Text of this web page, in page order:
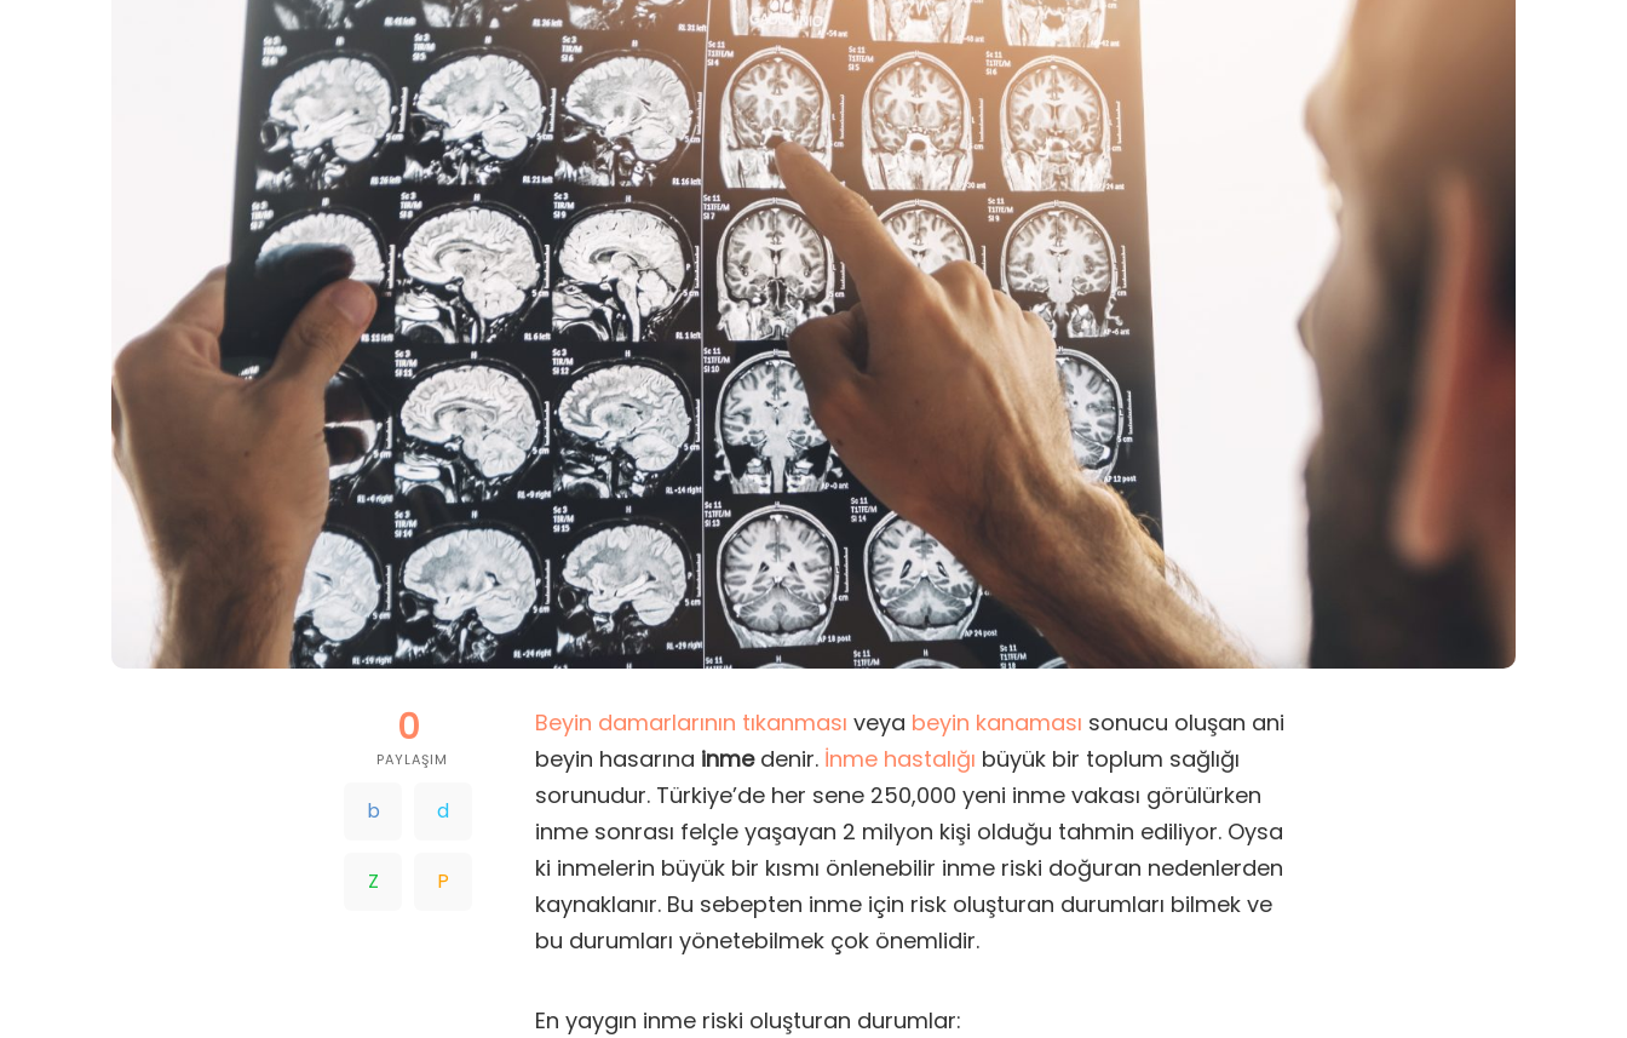
0
PAYLAŞIM
Beyin damarlarının tıkanması veya beyin kanaması sonucu oluşan ani
beyin hasarına inme denir. İnme hastalığı büyük bir toplum sağlığı
sorunudur. Türkiye’de her sene 250,000 yeni inme vakası görülürken
inme sonrası felçle yaşayan 2 milyon kişi olduğu tahmin ediliyor. Oysa
ki inmelerin büyük bir kısmı önlenebilir inme riski doğuran nedenlerden
kaynaklanır. Bu sebepten inme için risk oluşturan durumları bilmek ve
bu durumları yönetebilmek çok önemlidir.
En yaygın inme riski oluşturan durumlar: